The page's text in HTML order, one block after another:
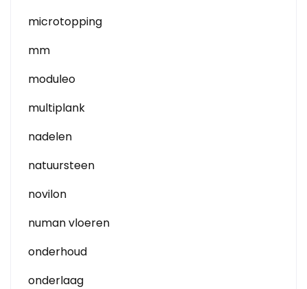
microtopping
mm
moduleo
multiplank
nadelen
natuursteen
novilon
numan vloeren
onderhoud
onderlaag